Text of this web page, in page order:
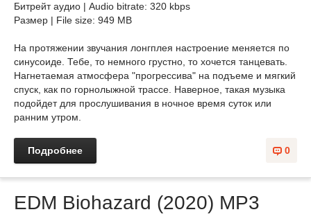
Битрейт аудио | Audio bitrate: 320 kbps
Размер | File size: 949 MB
На протяжении звучания лонгплея настроение меняется по
синусоиде. Тебе, то немного грустно, то хочется танцевать.
Нагнетаемая атмосфера "прогрессива" на подъеме и мягкий
спуск, как по горнолыжной трассе. Наверное, такая музыка
подойдет для прослушивания в ночное время суток или
ранним утром.
0
Подробнее
EDM Biohazard (2020) MP3